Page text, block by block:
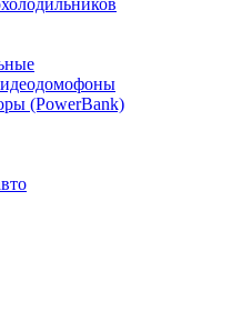
(PowerBank)